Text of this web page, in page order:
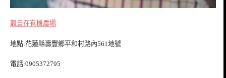
觀自在有機農場
地點:花蓮縣壽豐鄉平和村路內561地號
電話:0905372795